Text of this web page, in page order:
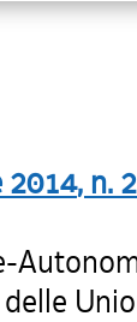
2014, n.